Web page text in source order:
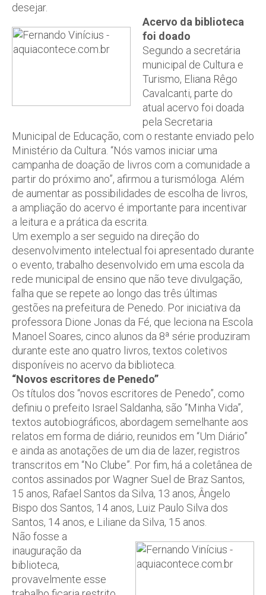
desejar.
Acervo da biblioteca
foi doado
Segundo a secretária
municipal de Cultura e
Turismo, Eliana Rêgo
Cavalcanti, parte do
atual acervo foi doada
pela Secretaria
Municipal de Educação, com o restante enviado pelo
Ministério da Cultura. “Nós vamos iniciar uma
campanha de doação de livros com a comunidade a
partir do próximo ano”, afirmou a turismóloga. Além
de aumentar as possibilidades de escolha de livros,
a ampliação do acervo é importante para incentivar
a leitura e a prática da escrita.
Um exemplo a ser seguido na direção do
desenvolvimento intelectual foi apresentado durante
o evento, trabalho desenvolvido em uma escola da
rede municipal de ensino que não teve divulgação,
falha que se repete ao longo das três últimas
gestões na prefeitura de Penedo. Por iniciativa da
professora Dione Jonas da Fé, que leciona na Escola
Manoel Soares, cinco alunos da 8ª série produziram
durante este ano quatro livros, textos coletivos
disponíveis no acervo da biblioteca.
“Novos escritores de Penedo”
Os títulos dos “novos escritores de Penedo”, como
definiu o prefeito Israel Saldanha, são “Minha Vida”,
textos autobiográficos, abordagem semelhante aos
relatos em forma de diário, reunidos em “Um Diário”
e ainda as anotações de um dia de lazer, registros
transcritos em “No Clube”. Por fim, há a coletânea de
contos assinados por Wagner Suel de Braz Santos,
15 anos, Rafael Santos da Silva, 13 anos, Ângelo
Bispo dos Santos, 14 anos, Luiz Paulo Silva dos
Santos, 14 anos, e Liliane da Silva, 15 anos.
Não fosse a
inauguração da
biblioteca,
provavelmente esse